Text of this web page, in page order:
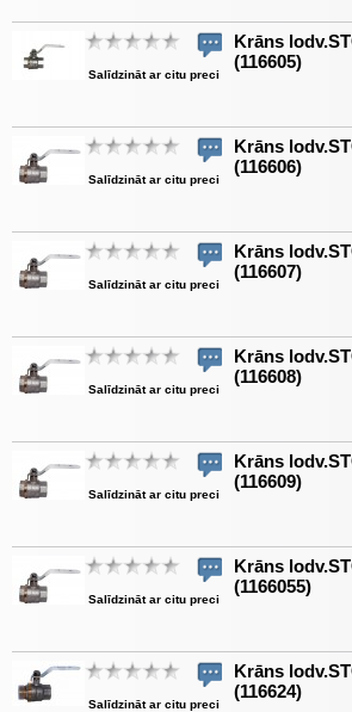
Salīdzināt ar citu preci
Krāns
(116605)
Salīdzināt ar citu preci
Krāns
(116606)
Salīdzināt ar citu preci
Krāns
(116607)
Salīdzināt ar citu preci
Krāns
(116608)
Salīdzināt ar citu preci
Krāns
(116609)
Salīdzināt ar citu preci
Krāns
(1166055)
Salīdzināt ar citu preci
Krāns
(116624)